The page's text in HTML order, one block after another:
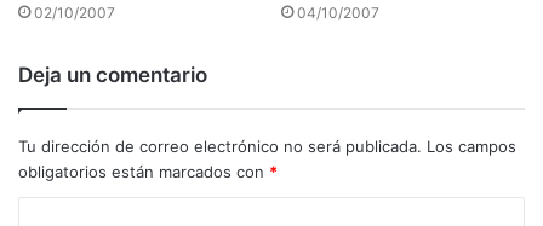
02/10/2007 04/10/2007
Deja un comentario
Tu dirección de correo electrónico no será publicada. Los campos
obligatorios están marcados con *